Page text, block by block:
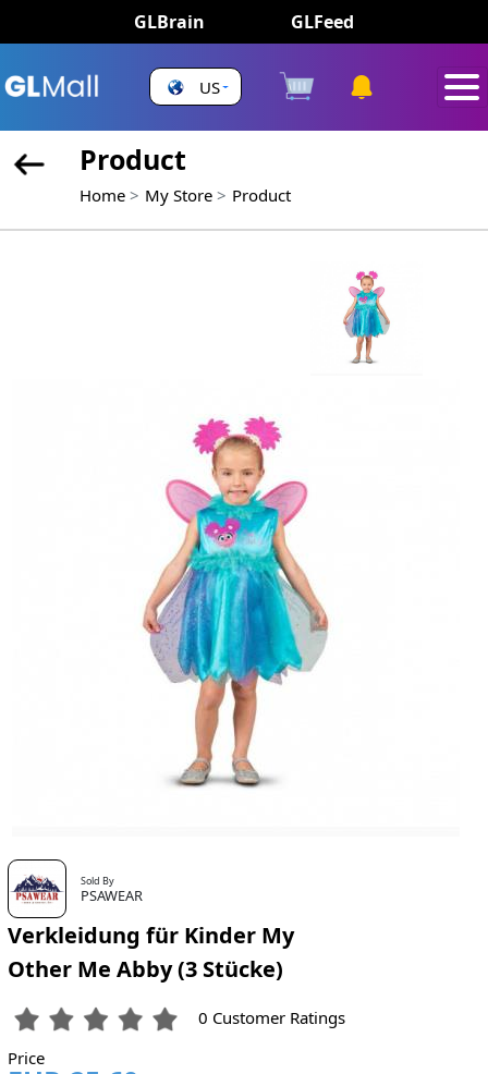
GLBrain GLFeed
US
Product
Home My Store Product
Sold By
PSAWEAR
Verkleidung für Kinder My
Other Me Abby (3 Stücke)
0 Customer Ratings
Price